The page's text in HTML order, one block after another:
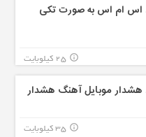
اس ام اس به صورت تکی
25 کیلوبایت info_outline
هشدار موبایل آهنگ هشدار
35 کیلوبایت info_outline